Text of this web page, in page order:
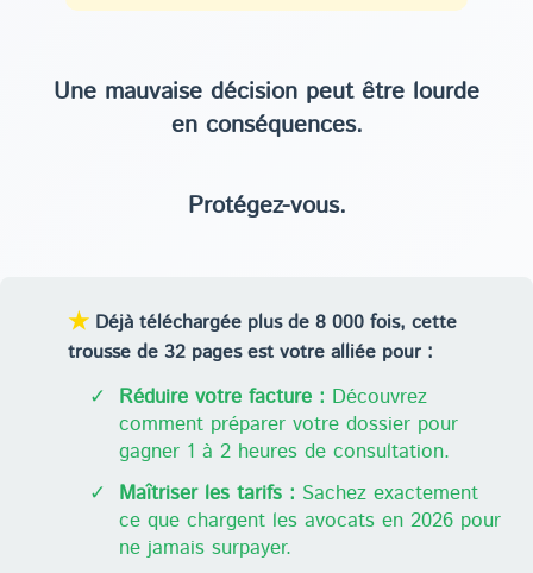
Une mauvaise décision peut être lourde
en conséquences.
Protégez-vous.
★ Déjà téléchargée plus de 8 000 fois, cette
trousse de 32 pages est votre alliée pour :
✓ Réduire votre facture : Découvrez
comment préparer votre dossier pour
gagner 1 à 2 heures de consultation.
✓ Maîtriser les tarifs : Sachez exactement
ce que chargent les avocats en 2026 pour
ne jamais surpayer.